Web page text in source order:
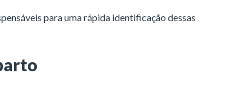
para uma rápida identificação dessas